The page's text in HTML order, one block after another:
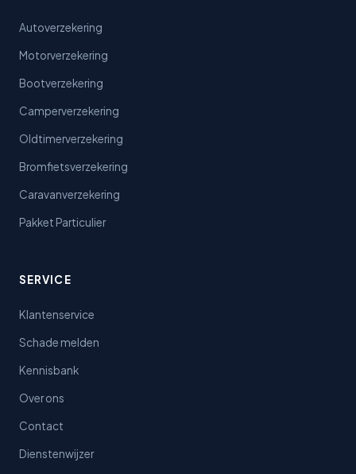
Autoverzekering
Motorverzekering
Bootverzekering
Camperverzekering
Oldtimerverzekering
Bromfietsverzekering
Caravanverzekering
Pakket Particulier
SERVICE
Klantenservice
Schade melden
Kennisbank
Over ons
Contact
Dienstenwijzer